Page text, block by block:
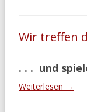
Wir treffen
. . . und
Weiterlesen →